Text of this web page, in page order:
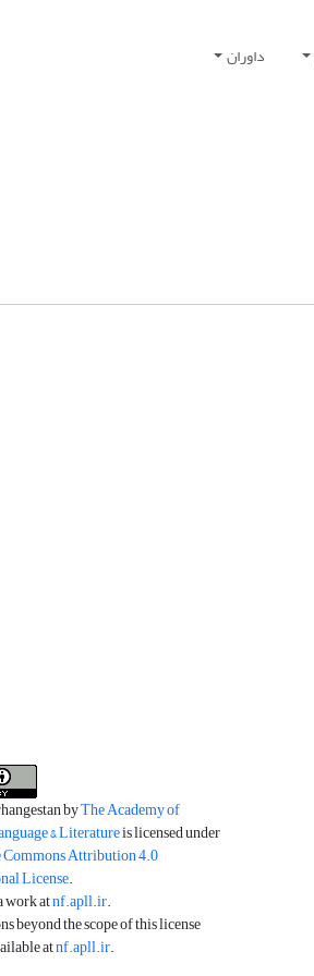
داوران
byThe Academy of
& Literatureis licensed under
Attribution 4.0
License.
work atnf.apll.ir.
beyond the scope of this license
atnf.apll.ir.